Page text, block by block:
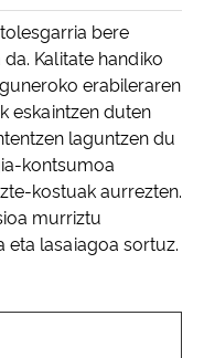
bere
Kalitate handiko
erabileraren
eskaintzen duten
laguntzen du
kontsumoa
kostuak aurrezten.
murriztu
eta lasaiagoa sortuz.